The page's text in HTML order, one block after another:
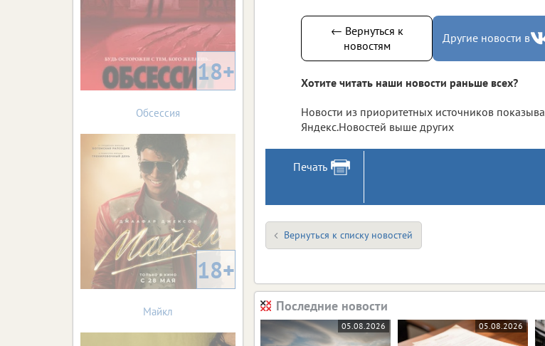
← Вернуться к
новостям
Другие новости в
Хотите читать наши новости раньше всех?
Новости из приоритетных источников
Яндекс.Новостей выше других
Печать
Вернуться к списку новостей
Последние новости
05.08.2026 05.08.2026
18+
Обсессия
18+
Майкл